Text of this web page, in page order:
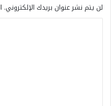
لن يتم نشر عنوان بريدك الإلكتروني.